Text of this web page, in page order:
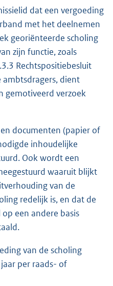
dat een vergoeding
met het deelnemen
georiënteerde scholing
zijn functie, zoals
Rechtspositiebesluit
dient
gemotiveerd verzoek
documenten (papier of
inhoudelijke
Ook wordt een
waaruit blijkt
van de
redelijk is, en dat de
een andere basis
van de scholing
per raads- of